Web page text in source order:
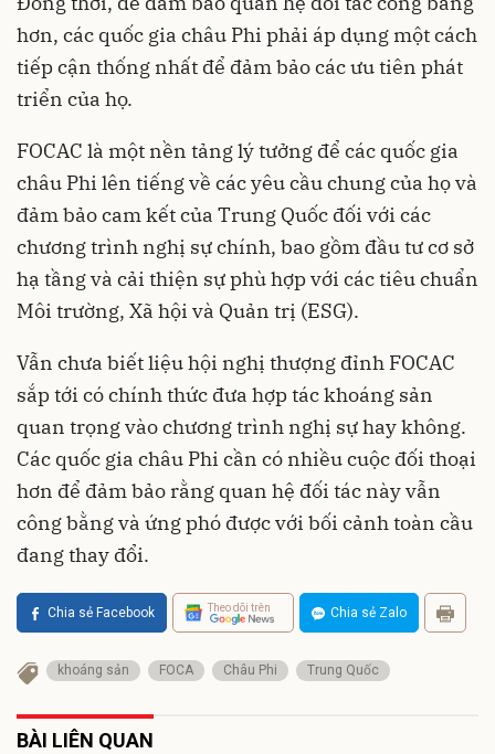
hơn, các quốc gia châu Phi phải áp dụng một cách
tiếp cận thống nhất để đảm bảo các ưu tiên phát
triển của họ.
FOCAC là một nền tảng lý tưởng để các quốc gia
châu Phi lên tiếng về các yêu cầu chung của họ và
đảm bảo cam kết của Trung Quốc đối với các
chương trình nghị sự chính, bao gồm đầu tư cơ sở
hạ tầng và cải thiện sự phù hợp với các tiêu chuẩn
Môi trường, Xã hội và Quản trị (ESG).
Vẫn chưa biết liệu hội nghị thượng đỉnh FOCAC
sắp tới có chính thức đưa hợp tác khoáng sản
quan trọng vào chương trình nghị sự hay không.
Các quốc gia châu Phi cần có nhiều cuộc đối thoại
hơn để đảm bảo rằng quan hệ đối tác này vẫn
công bằng và ứng phó được với bối cảnh toàn cầu
đang thay đổi.
Chia sẻ Facebook Theo dõi trên Chia sẻ Zalo
khoáng sản FOCA Châu Phi Trung Quốc
BÀI LIÊN QUAN